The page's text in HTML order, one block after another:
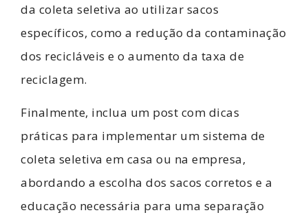
da coleta seletiva ao utilizar sacos
específicos, como a redução da contaminação
dos recicláveis e o aumento da taxa de
reciclagem.
Finalmente, inclua um post com dicas
práticas para implementar um sistema de
coleta seletiva em casa ou na empresa,
abordando a escolha dos sacos corretos e a
educação necessária para uma separação